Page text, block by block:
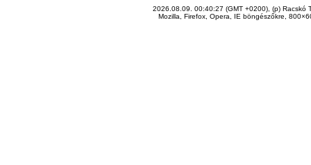
2026.08.09. 00:40:27 (GMT +0200), (p) Racskó
Mozilla, Firefox, Opera, IE böngészőkre,